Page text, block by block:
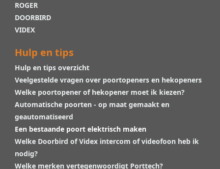
ROGER
DOORBIRD
VIDEX
Hulp en tips
Hulp en tips overzicht
Veelgestelde vragen over poortopeners en hekopeners
Welke poortopener of hekopener moet ik kiezen?
Automatische poorten - op maat gemaakt en
geautomatiseerd
Een bestaande poort elektrisch maken
Welke Doorbird of Videx intercom of videofoon heb ik
nodig?
Welke merken vertegenwoordigt Porttech?